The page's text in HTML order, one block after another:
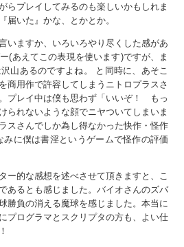
らプレイしてみるのも楽しいかもしれま
届いた』かな、とかとか。
いますか、いろいろやり尽くした感があ
(あえてこの表現を使います)ですが、ま
山あるのですよね。 と同時に、あそこ
商用作で許容してしまうニトロプラスさ
プレイ中は僕も思わず「いいぞ！ もっ
られないような顔でニヤついてしまいま
スさんでしか為し得なかった快作・怪作
に僕は書淫というゲームで怪作の評価
ー的な感想を述べさせて頂きますと、こ
あるとも感じました。バイオさんのズバ
勝負の消える魔球を感じました。本当に
ログラマとスクリプタの方も、よい仕